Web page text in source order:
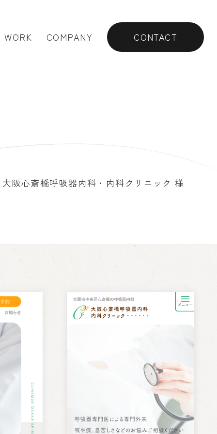
WORK COMPANY CONTACT
大阪心斎橋呼吸器内科・内科クリニック 様